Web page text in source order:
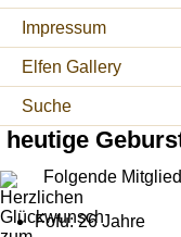
Impressum
Elfen Gallery
Suche
heutige
Folgende
Fofu: 26 Jahre